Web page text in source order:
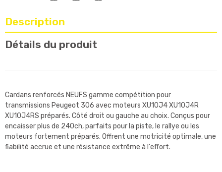
Description
Détails du produit
Cardans renforcés NEUFS gamme compétition pour
transmissions Peugeot 306 avec moteurs XU10J4 XU10J4R
XU10J4RS préparés. Côté droit ou gauche au choix. Conçus pour
encaisser plus de 240ch, parfaits pour la piste, le rallye ou les
moteurs fortement préparés. Offrent une motricité optimale, une
fiabilité accrue et une résistance extrême à l'effort.